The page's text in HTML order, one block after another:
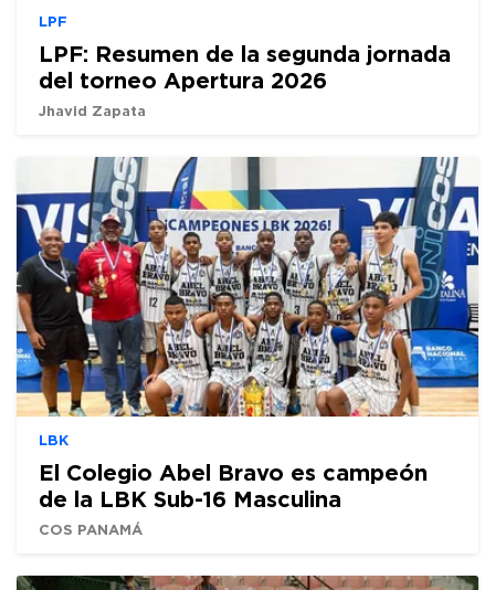
LPF
LPF: Resumen de la segunda jornada
del torneo Apertura 2026
Jhavid Zapata
LBK
El Colegio Abel Bravo es campeón
de la LBK Sub-16 Masculina
COS PANAMÁ